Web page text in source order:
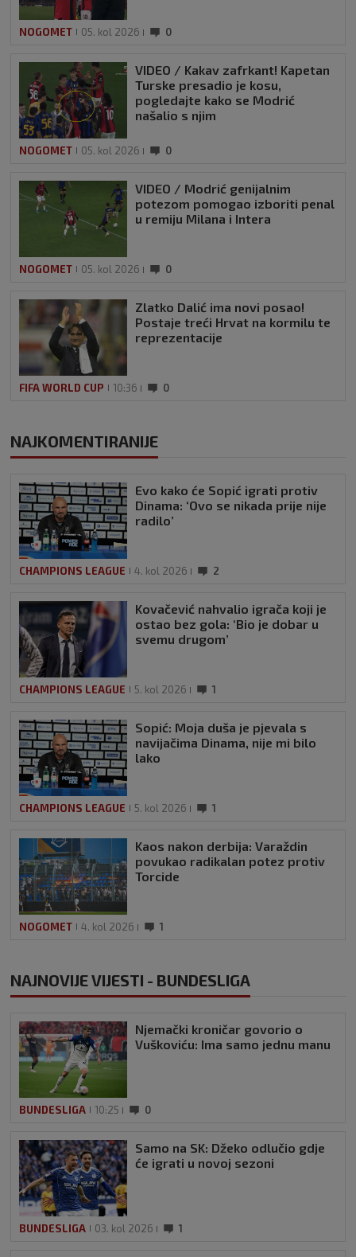
NOGOMET 05. kol 2026 0
VIDEO / Kakav zafrkant! Kapetan
Turske presadio je kosu,
pogledajte kako se Modrić
našalio s njim
NOGOMET 05. kol 2026 0
VIDEO / Modrić genijalnim
potezom pomogao izboriti penal
u remiju Milana i Intera
NOGOMET 05. kol 2026 0
Zlatko Dalić ima novi posao!
Postaje treći Hrvat na kormilu te
reprezentacije
FIFA WORLD CUP 10:36 0
NAJKOMENTIRANIJE
Evo kako će Sopić igrati protiv
Dinama: ‘Ovo se nikada prije nije
radilo’
CHAMPIONS LEAGUE 4. kol 2026 2
Kovačević nahvalio igrača koji je
ostao bez gola: ‘Bio je dobar u
svemu drugom’
CHAMPIONS LEAGUE 5. kol 2026 1
Sopić: Moja duša je pjevala s
navijačima Dinama, nije mi bilo
lako
CHAMPIONS LEAGUE 5. kol 2026 1
Kaos nakon derbija: Varaždin
povukao radikalan potez protiv
Torcide
NOGOMET 4. kol 2026 1
NAJNOVIJE VIJESTI - BUNDESLIGA
Njemački kroničar govorio o
Vuškoviću: Ima samo jednu manu
BUNDESLIGA 10:25 0
Samo na SK: Džeko odlučio gdje
će igrati u novoj sezoni
BUNDESLIGA 03. kol 2026 1